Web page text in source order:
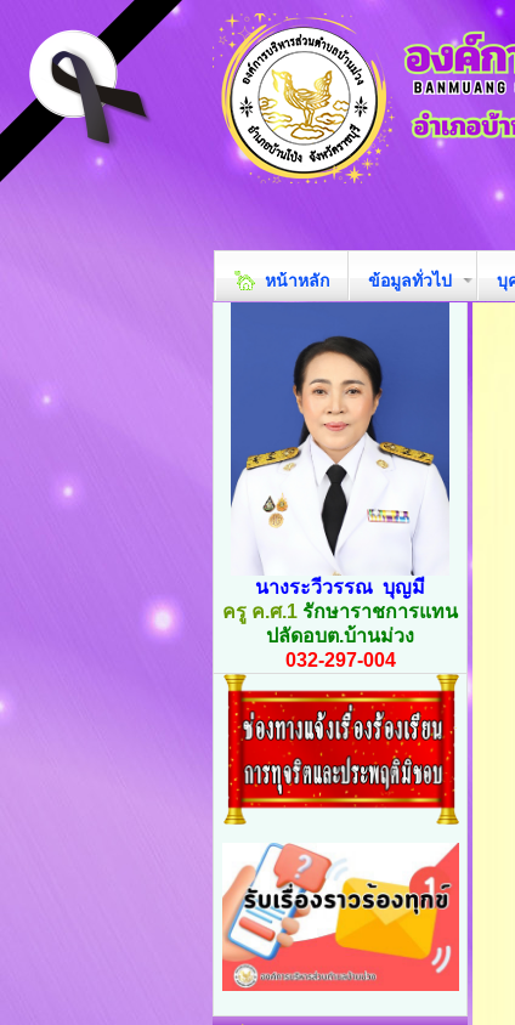
หน้าหลัก ข้อมูลทั่วไป บุ
นางระวีวรรณ บุญมี
ครู ค.ศ.1 รักษาราชการแทน
ปลัดอบต.บ้านม่วง
032-297-004